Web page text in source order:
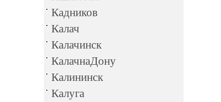
Кадников
Калач
Калачинск
КалачнаДону
Калининск
Калуга